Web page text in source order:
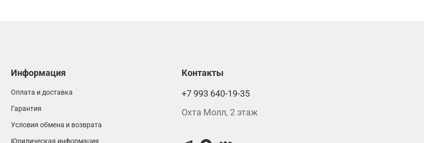
Информация
Оплата и доставка
Гарантия
Условия обмена и возврата
Контакты
+7 993 640-19-35
Охта Молл, 2 этаж